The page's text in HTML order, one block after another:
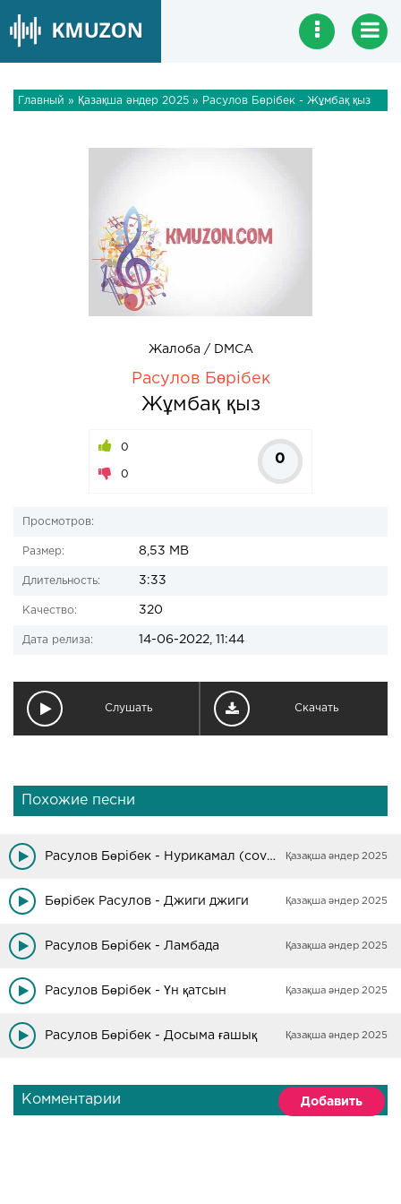
Главный » Қазақша әндер 2025 » Расулов Бөрібек - Жұмбақ қыз
Жалоба / DMCA
Расулов Бөрібек
Жұмбақ қыз
0
0
0
Просмотров:
Размер: 8,53 MB
Длительность: 3:33
Качество: 320
Дата релиза: 14-06-2022, 11:44
Слушать Скачать
Похожие песни
Расулов Бөрібек - Нурикамал (cover) Қазақша әндер 2025
Бөрібек Расулов - Джиги джиги Қазақша әндер 2025
Расулов Бөрібек - Ламбада Қазақша әндер 2025
Расулов Бөрібек - Үн қатсын Қазақша әндер 2025
Расулов Бөрібек - Досыма ғашық Қазақша әндер 2025
Комментарии Добавить